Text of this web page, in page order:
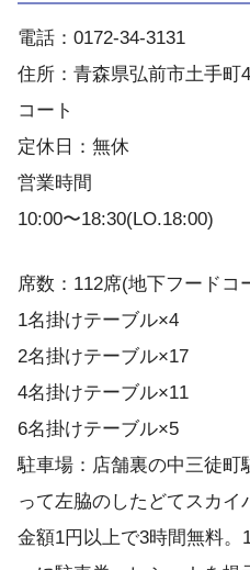
電話：0172-34-3131
住所：青森県弘前市土手町
コート
定休日：無休
営業時間
10:00〜18:30(LO.18:00)
席数：112席(地下フードコ
1名掛けテーブル×4
2名掛けテーブル×17
4名掛けテーブル×11
6名掛けテーブル×5
駐車場：店舗裏の中三徒町
って左脇のしたどてスカイ
金額1円以上で3時間無料。